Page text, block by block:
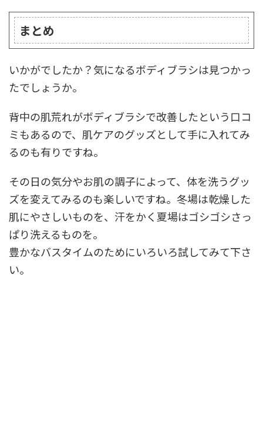
まとめ
いかがでしたか？気になるボディブラシは見つかっ
たでしょうか。
背中の肌荒れがボディブラシで改善したという口コ
ミもあるので、肌ケアのグッズとして手に入れてみ
るのも有りですね。
その日の気分やお肌の調子によって、体を洗うグッ
ズを変えてみるのも楽しいですね。冬場は乾燥した
肌にやさしいものを、汗をかく夏場はゴシゴシさっ
ぱり洗えるものを。
豊かなバスタイムのためにいろいろ試してみて下さ
い。